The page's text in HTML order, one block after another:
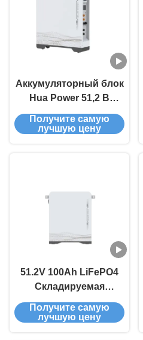
Аккумуляторный блок
Hua Power 51,2 В
LiFePO4 емкостью 200
Ач и номинальной
Получите самую
лучшую цену
51.2V 100Ah LiFePO4
Складируемая
батарея для
домашнего хранения
Получите самую
лучшую цену